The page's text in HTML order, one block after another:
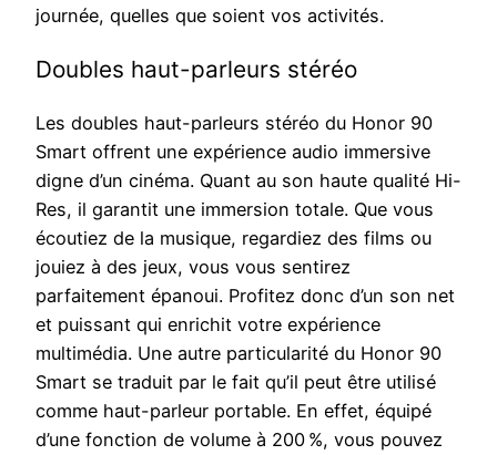
journée, quelles que soient vos activités.
Doubles haut-parleurs stéréo
Les doubles haut-parleurs stéréo du Honor 90
Smart offrent une expérience audio immersive
digne d’un cinéma. Quant au son haute qualité Hi-
Res, il garantit une immersion totale. Que vous
écoutiez de la musique, regardiez des films ou
jouiez à des jeux, vous vous sentirez
parfaitement épanoui. Profitez donc d’un son net
et puissant qui enrichit votre expérience
multimédia. Une autre particularité du Honor 90
Smart se traduit par le fait qu’il peut être utilisé
comme haut-parleur portable. En effet, équipé
d’une fonction de volume à 200 %, vous pouvez